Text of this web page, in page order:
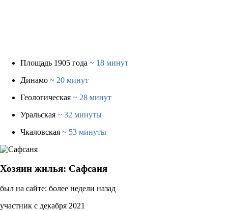
Площадь 1905 года ~ 18 минут
Динамо ~ 20 минут
Геологическая ~ 28 минут
Уральская ~ 32 минуты
Чкаловская ~ 53 минуты
Хозяин жилья: Сафсаня
был на сайте: более недели назад
участник с декабря 2021